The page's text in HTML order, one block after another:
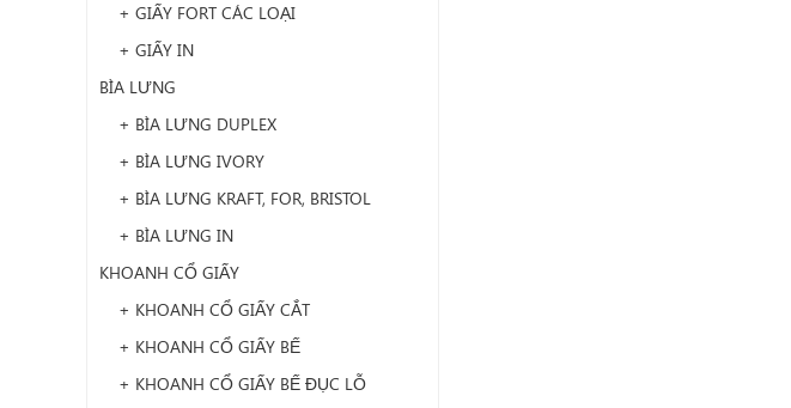
+ GIẤY FORT CÁC LOẠI
+ GIẤY IN
BÌA LƯNG
+ BÌA LƯNG DUPLEX
+ BÌA LƯNG IVORY
+ BÌA LƯNG KRAFT, FOR, BRISTOL
+ BÌA LƯNG IN
KHOANH CỔ GIẤY
+ KHOANH CỔ GIẤY CẮT
+ KHOANH CỔ GIẤY BẾ
+ KHOANH CỔ GIẤY BẾ ĐỤC LỖ